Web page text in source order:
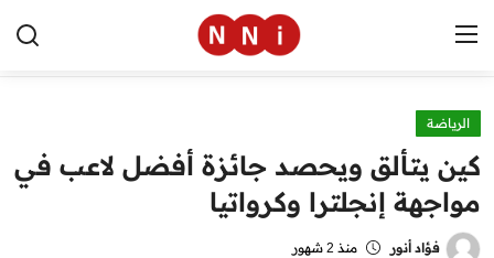
الرئيسية
اخبار مصر
العالم
الرياضة
كين يتألق ويحصد جائزة أفضل لاعب في
مواجهة إنجلترا وكرواتيا
فؤاد أنور منذ 2 شهور